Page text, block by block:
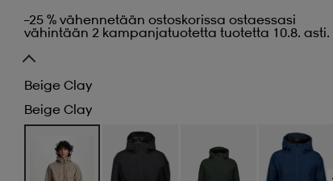
–25 % vähennetään ostoskorissa ostaessasi
vähintään 2 kampanjatuotetta tuotetta 10.8. asti.
Beige Clay
Beige Clay